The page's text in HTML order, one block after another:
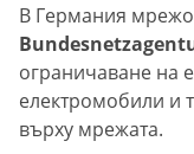
В Германия
ограничаване на
електромобили и
върху мрежата.